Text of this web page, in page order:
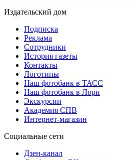
Издательский дом
Подписка
Реклама
Сотрудники
История газеты
Контакты
Логотипы
Наш фотобанк в ТАСС
Наш фотобанк в Лори
Экскурсии
Академия СПВ
Интернет-магазин
Социальные сети
Дзен-канал